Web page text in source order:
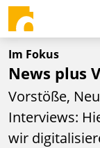
Im Fokus
News plus
Vorstöße,
Interviews:
wir